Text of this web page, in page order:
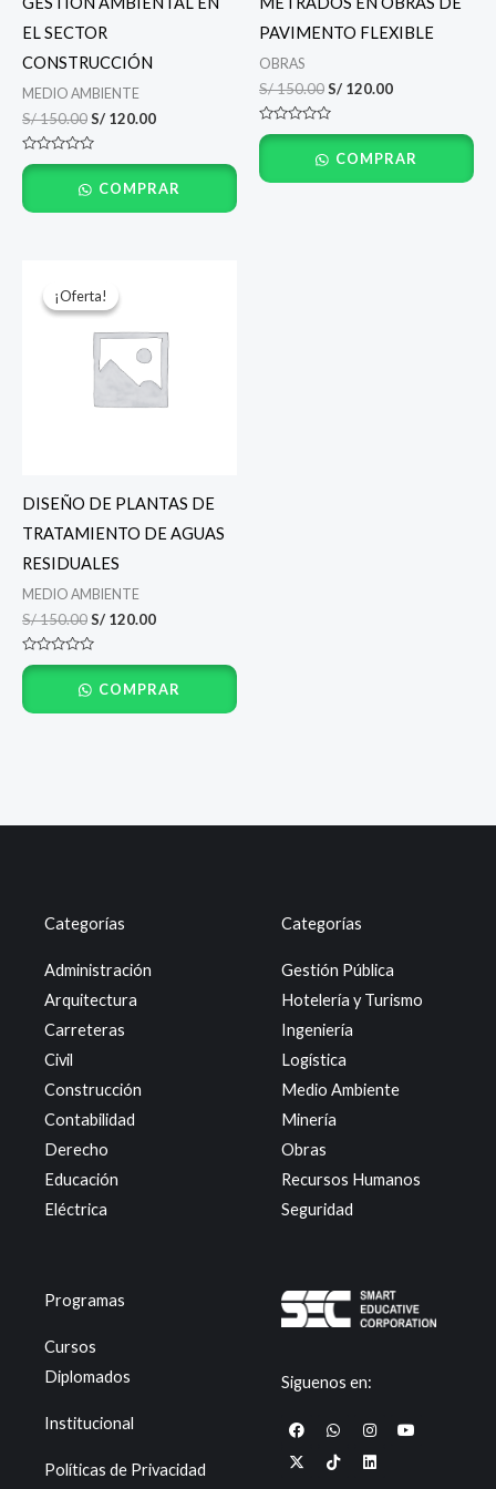
EL SECTOR
CONSTRUCCIÓN
MEDIO AMBIENTE
S/150.00S/ 120.00
Valorado
con
de
5
COMPRAR
PAVIMENTO FLEXIBLE
OBRAS
S/150.00S/ 120.00
Valorado
con
de
5
COMPRAR
¡Oferta!
¡Oferta!
DISEÑO DE PLANTAS DE
TRATAMIENTO DE AGUAS
RESIDUALES
MEDIO AMBIENTE
S/150.00
precio
original
S/ 150.00.
S/ 120.00
S/ 120.00.
Valorado
con
de
5
COMPRAR
Categorías
Administración
Arquitectura
Carreteras
Civil
Construcción
Contabilidad
Derecho
Educación
Eléctrica
Categorías
Gestión Pública
Hotelería y Turismo
Ingeniería
Logística
Medio Ambiente
Minería
Obras
Recursos Humanos
Seguridad
Programas
Cursos
Diplomados
Institucional
Políticas de Privacidad
Siguenos en:
F
a
c
e
W
h
a
t
I
n
s
t
Y
o
X
-
t
w
T
i
k
t
L
i
n
k